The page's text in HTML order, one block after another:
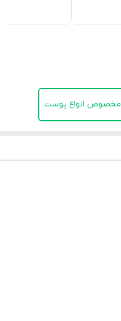
مخصوص انواع پوست